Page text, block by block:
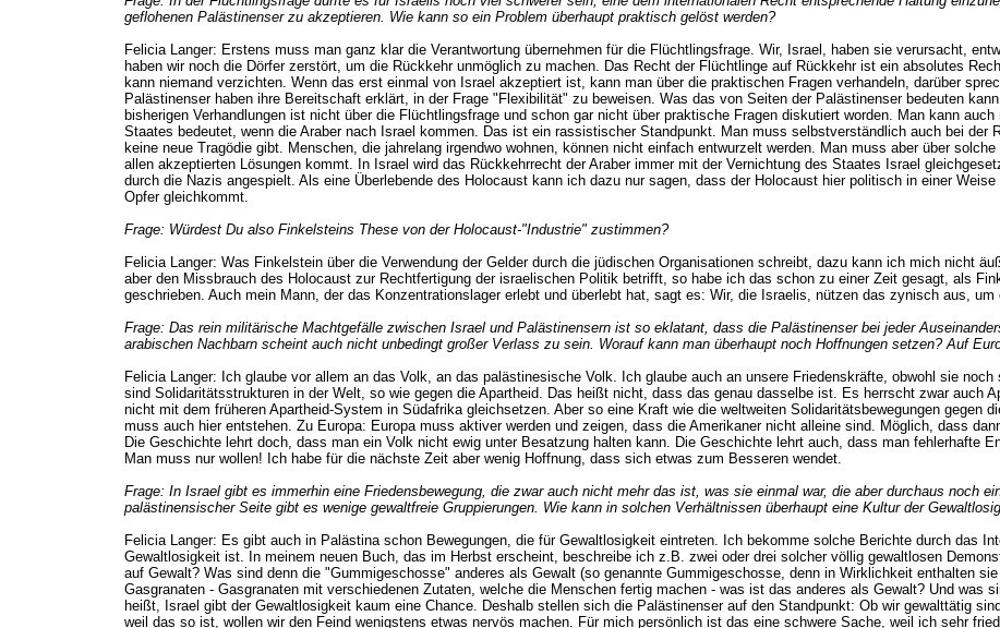
geflohenen Palästinenser zu akzeptieren. Wie kann so ein Problem überhaupt praktisch gelöst werden?
Felicia Langer: Erstens muss man ganz klar die Verantwortung übernehmen für die Flüchtlingsfrage. Wir, Israel, haben sie verursacht,
haben wir noch die Dörfer zerstört, um die Rückkehr unmöglich zu machen. Das Recht der Flüchtlinge auf Rückkehr ist ein absolutes
kann niemand verzichten. Wenn das erst einmal von Israel akzeptiert ist, kann man über die praktischen Fragen verhandeln, darüber
Palästinenser haben ihre Bereitschaft erklärt, in der Frage "Flexibilität" zu beweisen. Was das von Seiten der Palästinenser bedeuten
bisherigen Verhandlungen ist nicht über die Flüchtlingsfrage und schon gar nicht über praktische Fragen diskutiert worden. Man kann
Staates bedeutet, wenn die Araber nach Israel kommen. Das ist ein rassistischer Standpunkt. Man muss selbstverständlich auch bei der
keine neue Tragödie gibt. Menschen, die jahrelang irgendwo wohnen, können nicht einfach entwurzelt werden. Man muss aber über
allen akzeptierten Lösungen kommt. In Israel wird das Rückkehrrecht der Araber immer mit der Vernichtung des Staates Israel
durch die Nazis angespielt. Als eine Überlebende des Holocaust kann ich dazu nur sagen, dass der Holocaust hier politisch in einer
Opfer gleichkommt.
Frage: Würdest Du also Finkelsteins These von der Holocaust-"Industrie" zustimmen?
Felicia Langer: Was Finkelstein über die Verwendung der Gelder durch die jüdischen Organisationen schreibt, dazu kann ich mich nicht
aber den Missbrauch des Holocaust zur Rechtfertigung der israelischen Politik betrifft, so habe ich das schon zu einer Zeit gesagt, als
geschrieben. Auch mein Mann, der das Konzentrationslager erlebt und überlebt hat, sagt es: Wir, die Israelis, nützen das zynisch aus,
Frage: Das rein militärische Machtgefälle zwischen Israel und Palästinensern ist so eklatant, dass die Palästinenser bei jeder
arabischen Nachbarn scheint auch nicht unbedingt großer Verlass zu sein. Worauf kann man überhaupt noch Hoffnungen setzen? Auf
Felicia Langer: Ich glaube vor allem an das Volk, an das palästinesische Volk. Ich glaube auch an unsere Friedenskräfte, obwohl sie
sind Solidaritätsstrukturen in der Welt, so wie gegen die Apartheid. Das heißt nicht, dass das genau dasselbe ist. Es herrscht zwar auch
nicht mit dem früheren Apartheid-System in Südafrika gleichsetzen. Aber so eine Kraft wie die weltweiten Solidaritätsbewegungen gegen
muss auch hier entstehen. Zu Europa: Europa muss aktiver werden und zeigen, dass die Amerikaner nicht alleine sind. Möglich, dass
Die Geschichte lehrt doch, dass man ein Volk nicht ewig unter Besatzung halten kann. Die Geschichte lehrt auch, dass man fehlerhafte
Man muss nur wollen! Ich habe für die nächste Zeit aber wenig Hoffnung, dass sich etwas zum Besseren wendet.
Frage: In Israel gibt es immerhin eine Friedensbewegung, die zwar auch nicht mehr das ist, was sie einmal war, die aber durchaus noch
palästinensischer Seite gibt es wenige gewaltfreie Gruppierungen. Wie kann in solchen Verhältnissen überhaupt eine Kultur der
Felicia Langer: Es gibt auch in Palästina schon Bewegungen, die für Gewaltlosigkeit eintreten. Ich bekomme solche Berichte durch das
Gewaltlosigkeit ist. In meinem neuen Buch, das im Herbst erscheint, beschreibe ich z.B. zwei oder drei solcher völlig gewaltlosen
auf Gewalt? Was sind denn die "Gummigeschosse" anderes als Gewalt (so genannte Gummigeschosse, denn in Wirklichkeit enthalten
Gasgranaten - Gasgranaten mit verschiedenen Zutaten, welche die Menschen fertig machen - was ist das anderes als Gewalt? Und was
heißt, Israel gibt der Gewaltlosigkeit kaum eine Chance. Deshalb stellen sich die Palästinenser auf den Standpunkt: Ob wir gewalttätig
weil das so ist, wollen wir den Feind wenigstens etwas nervös machen. Für mich persönlich ist das eine schwere Sache, weil ich sehr